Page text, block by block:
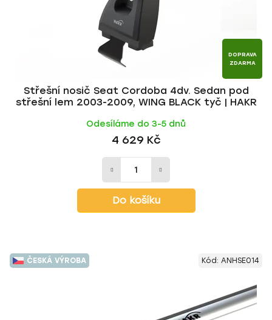
DOPRAVA
ZDARMA
Střešní nosič Seat Cordoba 4dv. Sedan pod
střešní lem 2003-2009, WING BLACK tyč | HAKR
Odesíláme do 3-5 dnů
4 629 Kč
Do košíku
ČESKÁ VÝROBA Kód: ANHSE014